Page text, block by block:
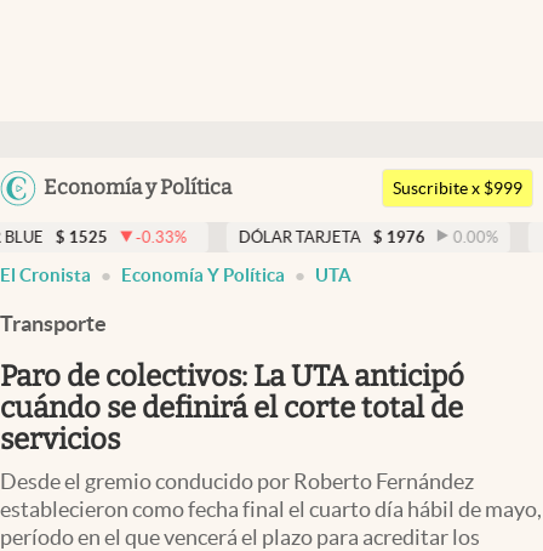
Argentina
Uruguay
Economía y Política
Members
Economía y Política
Finanzas y Mercados
Mercados Online
Negocios
Columnistas
Apertura
Suscribite x $999
-0.33% DÓLAR TARJETA $ 1976 0.00% DÓLAR MEP
El Cronista Economía Y Política UTA
Transporte
Paro de colectivos: La UTA anticipó
cuándo se definirá el corte total de
servicios
Desde el gremio conducido por Roberto Fernández
establecieron como fecha final el cuarto día hábil de mayo,
período en el que vencerá el plazo para acreditar los